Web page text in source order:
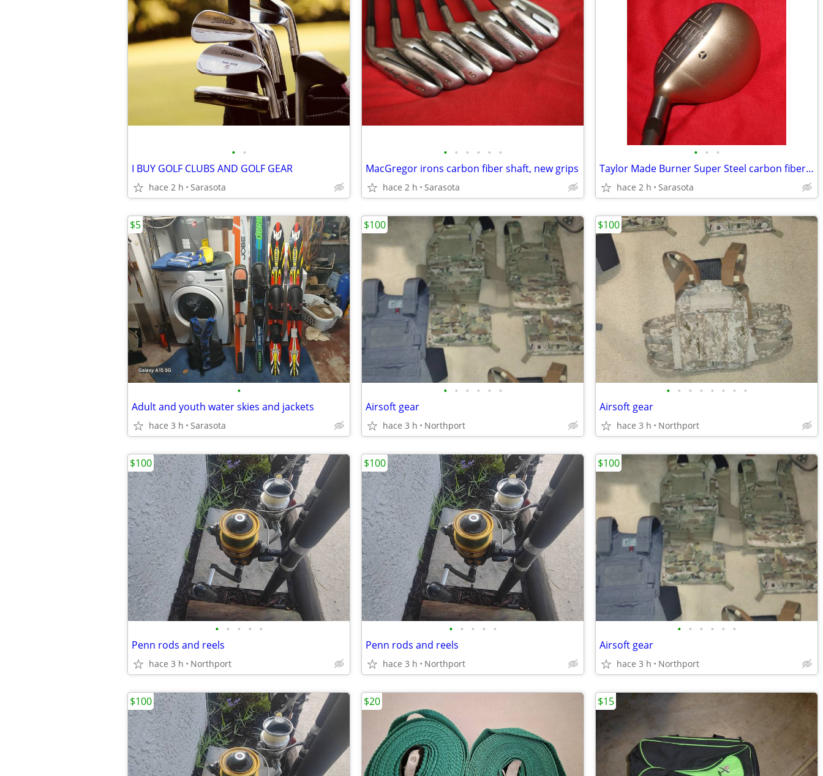
• •
I BUY GOLF CLUBS AND GOLF GEAR
hace 2 h Sarasota
• • • • • •
MacGregor irons carbon fiber shaft, new grips
hace 2 h Sarasota
• • •
Taylor Made Burner Super Steel carbon fiber shaft 5 wood
hace 2 h Sarasota
•
Adult and youth water skies and jackets
hace 3 h Sarasota
$5
• • • • • •
Airsoft gear
hace 3 h Northport
$100
• • • • • • • •
Airsoft gear
hace 3 h Northport
$100
• • • • •
Penn rods and reels
hace 3 h Northport
$100
• • • • •
Penn rods and reels
hace 3 h Northport
$100
• • • • • •
Airsoft gear
hace 3 h Northport
$100
$100 $20 $15